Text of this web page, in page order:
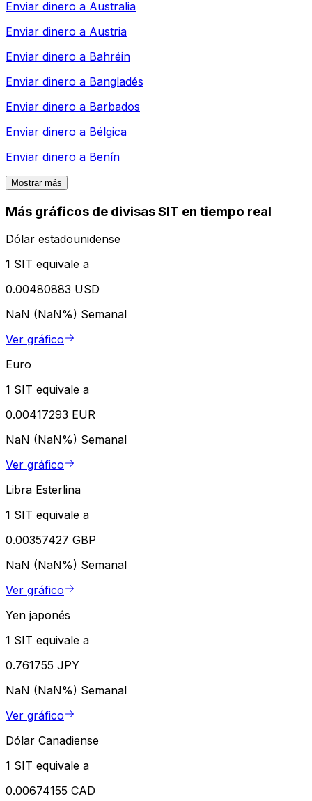
Enviar dinero a Australia
Enviar dinero a Austria
Enviar dinero a Bahréin
Enviar dinero a Bangladés
Enviar dinero a Barbados
Enviar dinero a Bélgica
Enviar dinero a Benín
Mostrar más
Más gráficos de divisas SIT en tiempo real
Dólar estadounidense
1 SIT equivale a
0.00480883 USD
NaN (NaN%) Semanal
Ver gráfico
Euro
1 SIT equivale a
0.00417293 EUR
NaN (NaN%) Semanal
Ver gráfico
Libra Esterlina
1 SIT equivale a
0.00357427 GBP
NaN (NaN%) Semanal
Ver gráfico
Yen japonés
1 SIT equivale a
0.761755 JPY
NaN (NaN%) Semanal
Ver gráfico
Dólar Canadiense
1 SIT equivale a
0.00674155 CAD